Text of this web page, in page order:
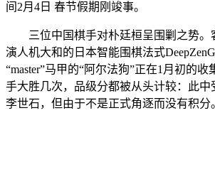
间2月4日 春节假期刚竣事。
三位中国棋手对朴廷桓呈围剿之势。
演人机大和的日本智能围棋法式
“master”马甲的“阿尔法狗”正在1月初的
手大胜几次，品级分都被从头计较：此中
李世石，但由于不是正式角逐而没有积分